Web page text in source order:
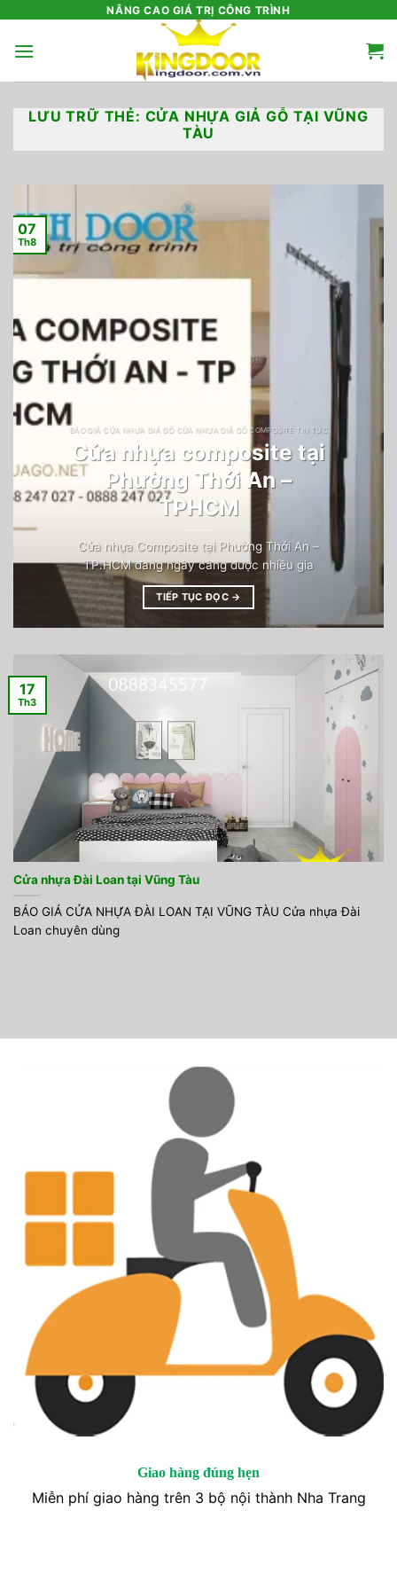
nội
NÂNG CAO GIÁ TRỊ CÔNG TRÌNH
LƯU TRỮ THẺ: CỬA NHỰA GIẢ GỖ TẠI VŨNG
TÀU
BÁO GIÁ CỬA NHỰA GIẢ GỖ CỬA NHỰA GIẢ GỖ COMPOSITE TIN TỨC
Cửa nhựa composite tại
Phường Thới An –
TPHCM
Cửa nhựa Composite tại Phường Thới An –
TP.HCM đang ngày càng được nhiều gia
TIẾP TỤC ĐỌC →
07
Th8
Cửa nhựa Đài Loan tại Vũng Tàu
BÁO GIÁ CỬA NHỰA ĐÀI LOAN TẠI VŨNG TÀU Cửa nhựa Đài
Loan chuyên dùng
17
Th3
Giao hàng đúng hẹn
Miễn phí giao hàng trên 3 bộ nội thành Nha Trang